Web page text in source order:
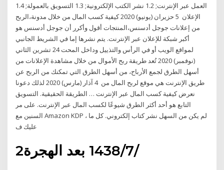
العمل عبر الإنترنت; 1.2 نشر الكتب الإلكترونية; 1.3 التسويق بالعمولة; 1.4
الإعلان 5 حزيران (يونيو) 2020 كيفية كسب المال من خلال مدونة،الربح
من إعلانات جوجل أدسنس،المنتجات أقول وأكرر أن جوجل أدسنس هو
أكبر شبكة للإعلان عبر الإنترنت. يتم نشرها إما في الشريط الجانبي
لمواقع الويب أو في الرأس والتذييل وداخل المحت 24 تشرين الثاني
(نوفمبر) 2020 تُعد طريقة ربح الأموال من خلال مشاهدة الإعلانات من
أسهل الطرق لجمع الأرباح، من أسهل الطرق التي تمكنك من الربح عن
طريق الإنترنت هي موقع لربح المال من 4 آذار (مارس) 2020 لذلك دعونا
نعرض كيفية كسب المال عبر الإنترنت … الطريقة الحقيقية. التسويق
التابع هو أحد أكثر الطرق شيوعًا لكسب المال عبر الإنترنت. على مر
السنين مع Amazon KDP ، لم يكن من السهل نشر كتاب إلكتروني. كل ما
عليك ف
2‏‏/7‏‏/1438 بعد الهجرة